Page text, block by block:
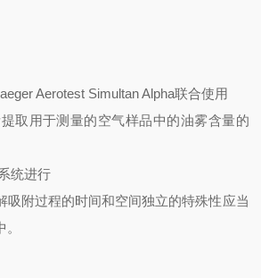
Aerotest Simultan Alpha联合使用
取用于测量的空气样品中的油雾含量的
统进行
吸附过程的时间和空间独立的特殊性应当